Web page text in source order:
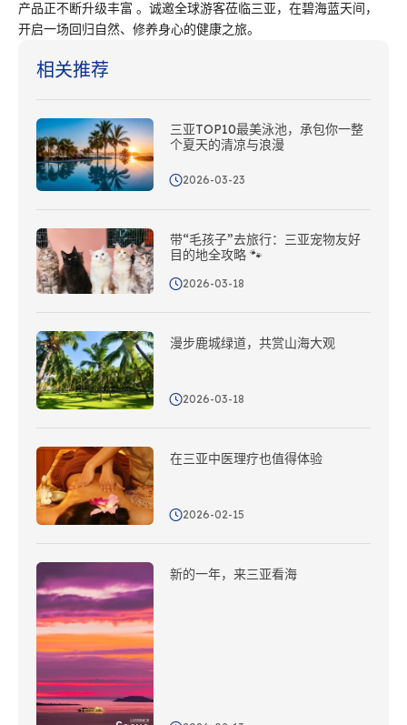
产品正不断升级丰富 。诚邀全球游客莅临三亚，在碧海蓝天间，
开启一场回归自然、修养身心的健康之旅。
相关推荐
三亚TOP10最美泳池，承包你一整
个夏天的清凉与浪漫
2026-03-23
带“毛孩子”去旅行：三亚宠物友好
目的地全攻略 🐾
2026-03-18
漫步鹿城绿道，共赏山海大观
2026-03-18
在三亚中医理疗也值得体验
2026-02-15
新的一年，来三亚看海